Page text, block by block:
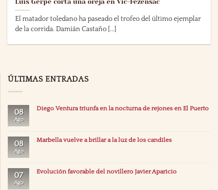
Luis Gerpe corta una oreja en Vic-Fezensac
El matador toledano ha paseado el trofeo del último ejemplar
de la corrida. Damián Castaño [...]
ÚLTIMAS ENTRADAS
08
Ago
Diego Ventura triunfa en la nocturna de rejones en El Puerto
08
Ago
Marbella vuelve a brillar a la luz de los candiles
07
Ago
Evolución favorable del novillero Javier Aparicio